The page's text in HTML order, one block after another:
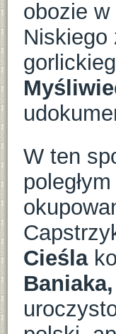
obozie w
Niskiego
W ten
Cieśla
Baniaka,